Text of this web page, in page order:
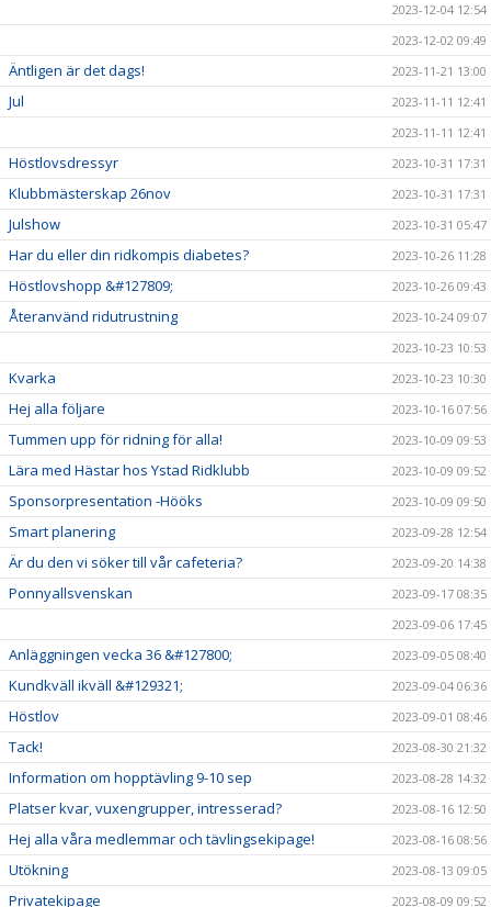
2023-12-04 12:54
2023-12-02 09:49
Äntligen är det dags! 2023-11-21 13:00
Jul
2023-11-11 12:41
2023-11-11 12:41
Höstlovsdressyr 2023-10-31 17:31
Klubbmästerskap 26nov 2023-10-31 17:31
Julshow 2023-10-31 05:47
Har du eller din ridkompis diabetes? 2023-10-26 11:28
Höstlovshopp &#127809; 2023-10-26 09:43
Återanvänd ridutrustning
2023-10-24 09:07
2023-10-23 10:53
Kvarka 2023-10-23 10:30
Hej alla följare 2023-10-16 07:56
Tummen upp för ridning för alla! 2023-10-09 09:53
Lära med Hästar hos Ystad Ridklubb 2023-10-09 09:52
Sponsorpresentation -Hööks 2023-10-09 09:50
Smart planering 2023-09-28 12:54
Är du den vi söker till vår cafeteria? 2023-09-20 14:38
Ponnyallsvenskan
2023-09-17 08:35
2023-09-06 17:45
Anläggningen vecka 36 &#127800; 2023-09-05 08:40
Kundkväll ikväll &#129321; 2023-09-04 06:36
Höstlov 2023-09-01 08:46
Tack! 2023-08-30 21:32
Information om hopptävling 9-10 sep 2023-08-28 14:32
Platser kvar, vuxengrupper, intresserad? 2023-08-16 12:50
Hej alla våra medlemmar och tävlingsekipage! 2023-08-16 08:56
Utökning 2023-08-13 09:05
Privatekipage 2023-08-09 09:52